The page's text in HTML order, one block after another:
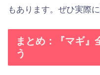
もあります。ぜひ実際
まとめ：『マギ』
う